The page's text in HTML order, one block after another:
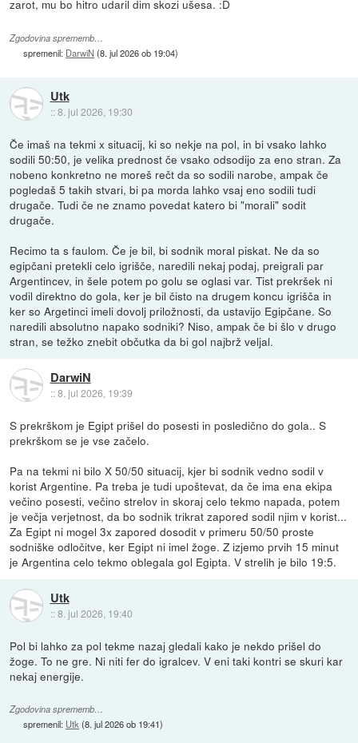
zarot, mu bo hitro udaril dim skozi ušesa. :D
Zgodovina sprememb…
spremenil: DarwiN(8. jul 2026 ob 19:04)
Utk
::8. jul 2026, 19:30
Če imaš na tekmi x situacij, ki so nekje na pol, in bi vsako lahko
sodili 50:50, je velika prednost če vsako odsodijo za eno stran. Za
nobeno konkretno ne moreš rečt da so sodili narobe, ampak če
pogledaš 5 takih stvari, bi pa morda lahko vsaj eno sodili tudi
drugače. Tudi če ne znamo povedat katero bi "morali" sodit
drugače.
Recimo ta s faulom. Če je bil, bi sodnik moral piskat. Ne da so
egipčani pretekli celo igrišče, naredili nekaj podaj, preigrali par
Argentincev, in šele potem po golu se oglasi var. Tist prekršek ni
vodil direktno do gola, ker je bil čisto na drugem koncu igrišča in
ker so Argetinci imeli dovolj priložnosti, da ustavijo Egipčane. So
naredili absolutno napako sodniki? Niso, ampak če bi šlo v drugo
stran, se težko znebit občutka da bi gol najbrž veljal.
DarwiN
::8. jul 2026, 19:39
S prekrškom je Egipt prišel do posesti in posledično do gola.. S
prekrškom se je vse začelo.
Pa na tekmi ni bilo X 50/50 situacij, kjer bi sodnik vedno sodil v
korist Argentine. Pa treba je tudi upoštevat, da če ima ena ekipa
večino posesti, večino strelov in skoraj celo tekmo napada, potem
je večja verjetnost, da bo sodnik trikrat zapored sodil njim v korist...
Za Egipt ni mogel 3x zapored dosodit v primeru 50/50 proste
sodniške odločitve, ker Egipt ni imel žoge. Z izjemo prvih 15 minut
je Argentina celo tekmo oblegala gol Egipta. V strelih je bilo 19:5.
Utk
::8. jul 2026, 19:40
Pol bi lahko za pol tekme nazaj gledali kako je nekdo prišel do
žoge. To ne gre. Ni niti fer do igralcev. V eni taki kontri se skuri kar
nekaj energije.
Zgodovina sprememb…
spremenil: Utk (8. jul 2026 ob 19:41)